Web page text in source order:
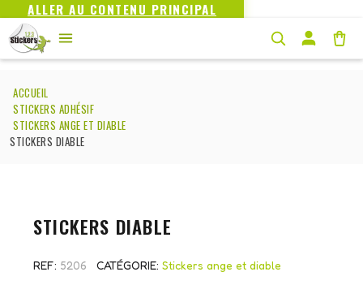
ALLER AU CONTENU PRINCIPAL
ACCUEIL
STICKERS ADHÉSIF
STICKERS ANGE ET DIABLE
STICKERS DIABLE
STICKERS DIABLE
REF 5206 CATÉGORIE Stickers ange et diable